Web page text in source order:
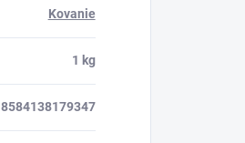
Kovanie
1 kg
8584138179347